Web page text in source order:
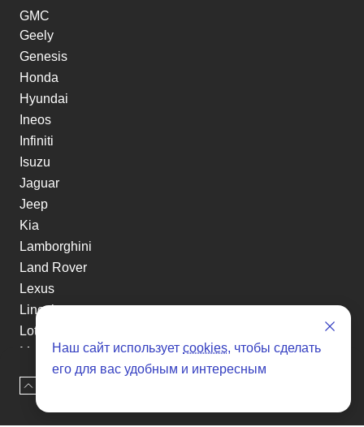
GMC
Geely
Genesis
Honda
Hyundai
Ineos
Infiniti
Isuzu
Jaguar
Jeep
Kia
Lamborghini
Land Rover
Lexus
Lincoln
Lotus
Maserati
Mazda
Mclaren
Mercedes-Benz
Наш сайт использует cookies, чтобы сделать
его для вас удобным и интересным